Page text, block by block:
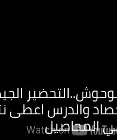
الجيد
والدرس اعطى
المحاصيل